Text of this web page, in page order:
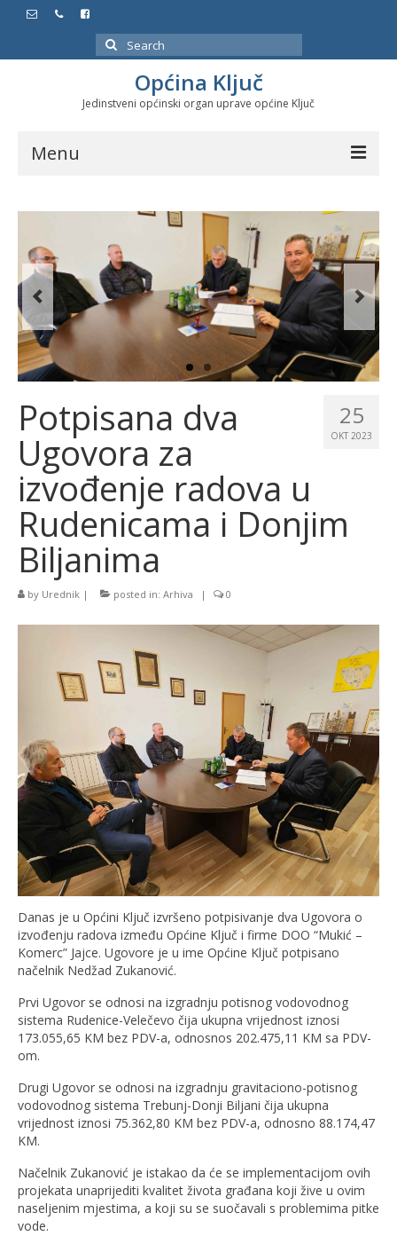
Search
for:
Općina Ključ
Jedinstveni općinski organ uprave općine Ključ
Menu
Javne nabavke
Značajni datumi i manifestacije
Program energetske efikasnosti u stambenom
sektoru
25
OKT 2023
Potpisana dva
Ugovora za
izvođenje radova u
Rudenicama i Donjim
Biljanima
by Urednik | posted in: Arhiva | 0
Danas je u Općini Ključ izvršeno potpisivanje dva Ugovora o
izvođenju radova između Općine Ključ i firme DOO “Mukić –
Komerc” Jajce. Ugovore je u ime Općine Ključ potpisano
načelnik Nedžad Zukanović.
Prvi Ugovor se odnosi na izgradnju potisnog vodovodnog
sistema Rudenice-Velečevo čija ukupna vrijednost iznosi
173.055,65 KM bez PDV-a, odnosnos 202.475,11 KM sa PDV-
om.
Drugi Ugovor se odnosi na izgradnju gravitaciono-potisnog
vodovodnog sistema Trebunj-Donji Biljani čija ukupna
vrijednost iznosi 75.362,80 KM bez PDV-a, odnosno 88.174,47
KM.
Načelnik Zukanović je istakao da će se implementacijom ovih
projekata unaprijediti kvalitet života građana koji žive u ovim
naseljenim mjestima, a koji su se suočavali s problemima pitke
vode.